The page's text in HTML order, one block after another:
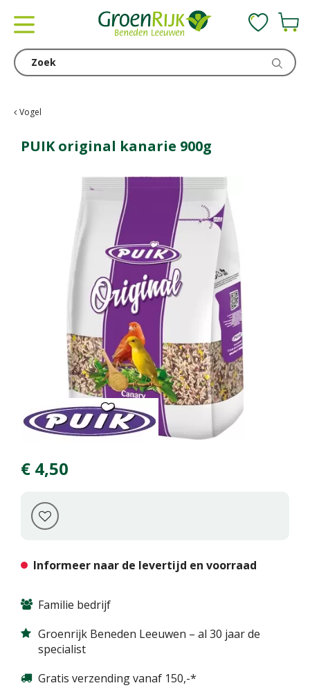
Vogel
PUIK original kanarie 900g
€ 4,50
Informeer naar de levertijd en voorraad
Familie bedrijf
Groenrijk Beneden Leeuwen – al 30 jaar de
specialist
Gratis verzending vanaf 150,-*